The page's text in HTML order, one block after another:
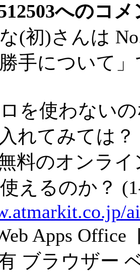
へのコメ
(初)さんは
手について
を使わないの
れてみては？
料のオンラ
えるのか？
Apps
ブラウザー